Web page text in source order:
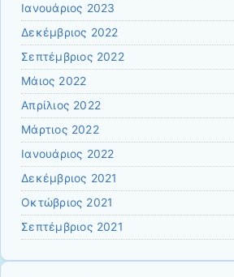
Ιανουάριος 2023
Δεκέμβριος 2022
Σεπτέμβριος 2022
Μάιος 2022
Απρίλιος 2022
Μάρτιος 2022
Ιανουάριος 2022
Δεκέμβριος 2021
Οκτώβριος 2021
Σεπτέμβριος 2021